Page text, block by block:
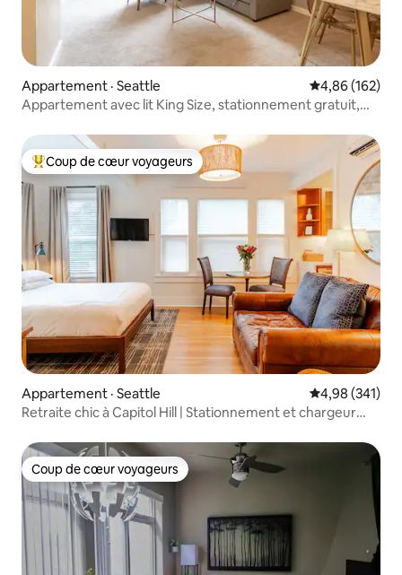
Appartement · Seattle Note
4,86 (162)
Appartement avec lit King Size, stationnement gratuit,
Coup de cœur voyageurs parmi les plus aimés
Coup de cœur voyageurs
Appartement · Seattle Note
4,98 (341)
Retraite chic à Capitol Hill | Stationnement et chargeur
Coup de cœur voyageurs
Coup de cœur voyageurs